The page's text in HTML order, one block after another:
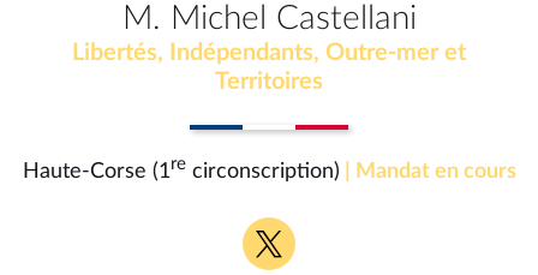
M. Michel Castellani
Libertés, Indépendants, Outre-mer et
Territoires
Haute-Corse (1recirconscription) | Mandat en cours
Voir
la